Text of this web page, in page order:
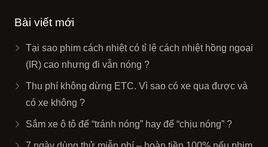
Bài viết mới
Tại sao phim cách nhiệt có tỉ lệ cách nhiệt hồng ngoại
(IR) cao nhưng đi vẫn nóng ?
Thu phí không dừng ETC. Vì sao có xe qua được và
có xe không ?
Sắm xe ô tô để “tránh nóng” hay để “chịu nóng” ?